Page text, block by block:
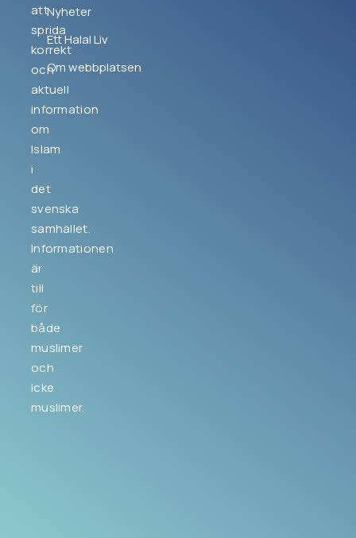
att
sprida
korrekt
och
aktuell
information
om
Islam
i
det
svenska
samhället.
Informationen
är
till
för
både
muslimer
och
icke
muslimer.
Nyheter
Ett Halal Liv
Om webbplatsen